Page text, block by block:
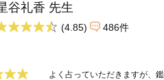
谷礼香 先生
(4.85) 486件
よく占っていただきますが、